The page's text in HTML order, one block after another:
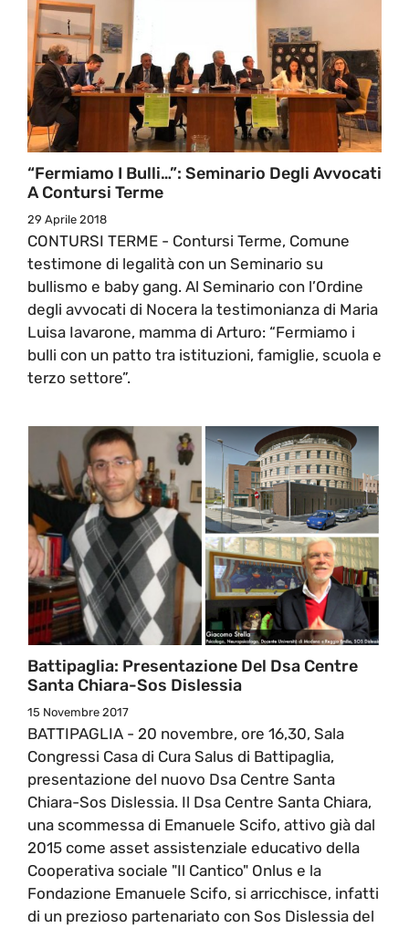
“Fermiamo I Bulli…”: Seminario Degli Avvocati
A Contursi Terme
29 Aprile 2018
CONTURSI TERME - Contursi Terme, Comune
testimone di legalità con un Seminario su
bullismo e baby gang. Al Seminario con l’Ordine
degli avvocati di Nocera la testimonianza di Maria
Luisa Iavarone, mamma di Arturo: “Fermiamo i
bulli con un patto tra istituzioni, famiglie, scuola e
terzo settore”.
Battipaglia: Presentazione Del Dsa Centre
Santa Chiara-Sos Dislessia
15 Novembre 2017
BATTIPAGLIA - 20 novembre, ore 16,30, Sala
Congressi Casa di Cura Salus di Battipaglia,
presentazione del nuovo Dsa Centre Santa
Chiara-Sos Dislessia. Il Dsa Centre Santa Chiara,
una scommessa di Emanuele Scifo, attivo già dal
2015 come asset assistenziale educativo della
Cooperativa sociale "Il Cantico" Onlus e la
Fondazione Emanuele Scifo, si arricchisce, infatti
di un prezioso partenariato con Sos Dislessia del